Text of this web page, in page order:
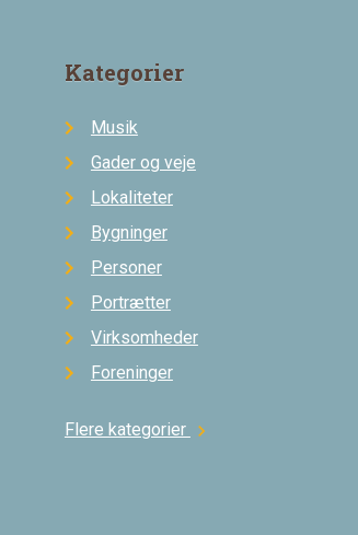
Kategorier
Musik
Gader og veje
Lokaliteter
Bygninger
Personer
Portrætter
Virksomheder
Foreninger
Flere kategorier chevron_right